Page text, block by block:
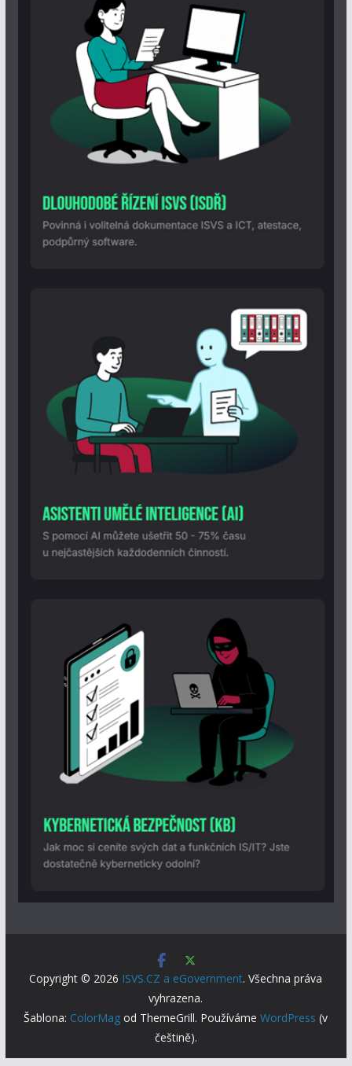
Copyright © 2026 ISVS.CZ a eGovernment. Všechna práva
vyhrazena.
Šablona: ColorMag od ThemeGrill. PoužívámeWordPress (v
češtině).